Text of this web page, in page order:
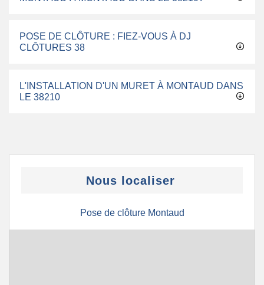
POSE DE CLÔTURE : FIEZ-VOUS À DJ
CLÔTURES 38
L'INSTALLATION D'UN MURET À MONTAUD DANS
LE 38210
Nous localiser
Pose de clôture Montaud